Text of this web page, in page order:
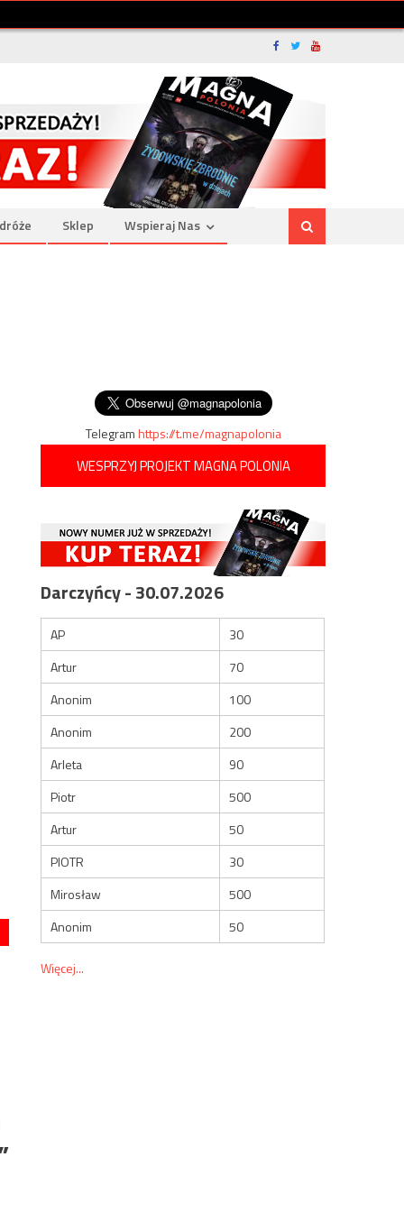
Sklep Wspieraj Nas
Telegramhttps://t.me/magnapolonia
WESPRZYJ PROJEKT MAGNA POLONIA
Darczyńcy - 30.07.2026
AP
30
Artur
70
Anonim
100
Anonim
200
Arleta
90
Piotr
500
Artur
50
PIOTR
30
Mirosław
500
Anonim
50
Więcej...